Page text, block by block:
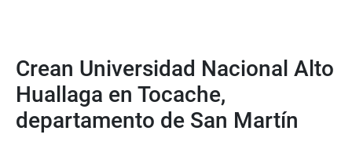
Crean Universidad Nacional Alto
Huallaga en Tocache,
departamento de San Martín